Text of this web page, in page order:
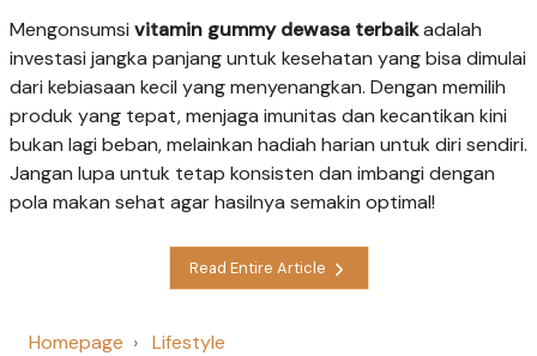
Mengonsumsi vitamin gummy dewasa terbaikadalah
investasi jangka panjang untuk kesehatan yang bisa dimulai
dari kebiasaan kecil yang menyenangkan. Dengan memilih
produk yang tepat, menjaga imunitas dan kecantikan kini
bukan lagi beban, melainkan hadiah harian untuk diri sendiri.
Jangan lupa untuk tetap konsisten dan imbangi dengan
pola makan sehat agar hasilnya semakin optimal!
Read Entire Article
Homepage
Lifestyle